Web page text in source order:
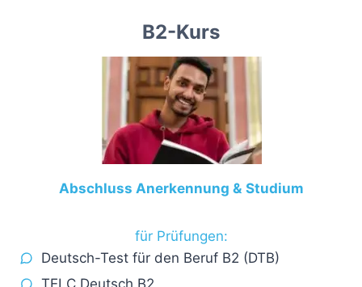
B2-Kurs
Abschluss Anerkennung & Studium
für Prüfungen:
Deutsch-Test für den Beruf B2 (DTB)
TELC Deutsch B2